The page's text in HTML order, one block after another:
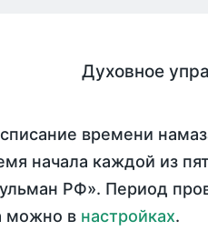
Духовное
времени
начала каждой из
РФ». Период
можно в настройках.